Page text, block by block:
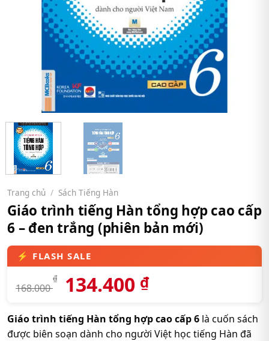
Trang chủ / Sách Tiếng Hàn
Giáo trình tiếng Hàn tổng hợp cao cấp
6 – đen trắng (phiên bản mới)
168.000
₫ 134.400 ₫
Giáo trình tiếng Hàn tổng hợp cao cấp 6 là cuốn sách
được biên soạn dành cho người Việt học tiếng Hàn đã